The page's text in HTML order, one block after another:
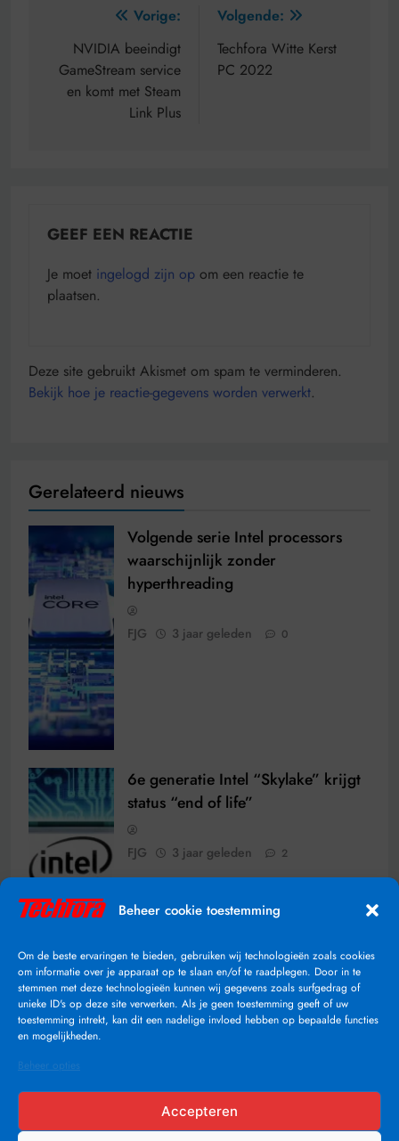
Beheer cookie toestemming
Om de beste ervaringen te bieden, gebruiken wij technologieën zoals cookies
om informatie over je apparaat op te slaan en/of te raadplegen. Door in te
stemmen met deze technologieën kunnen wij gegevens zoals surfgedrag of
unieke ID's op deze site verwerken. Als je geen toestemming geeft of uw
toestemming intrekt, kan dit een nadelige invloed hebben op bepaalde functies
en mogelijkheden.
Beheer opties
Accepteren
Bericht
navigatie
Vorige:
NVIDIA beeindigt
GameStream service
en komt met Steam
Link Plus
Volgende:
Techfora Witte Kerst
PC 2022
GEEF EEN REACTIE
Je moet ingelogd zijn op om een reactie te
plaatsen.
Deze site gebruikt Akismet om spam te verminderen.
Bekijk hoe je reactie-gegevens worden verwerkt.
Gerelateerd nieuws
Volgende serie Intel processors
waarschijnlijk zonder
hyperthreading
FJG 3 jaar geleden 0
6e generatie Intel “Skylake” krijgt
status “end of life”
FJG 3 jaar geleden 2